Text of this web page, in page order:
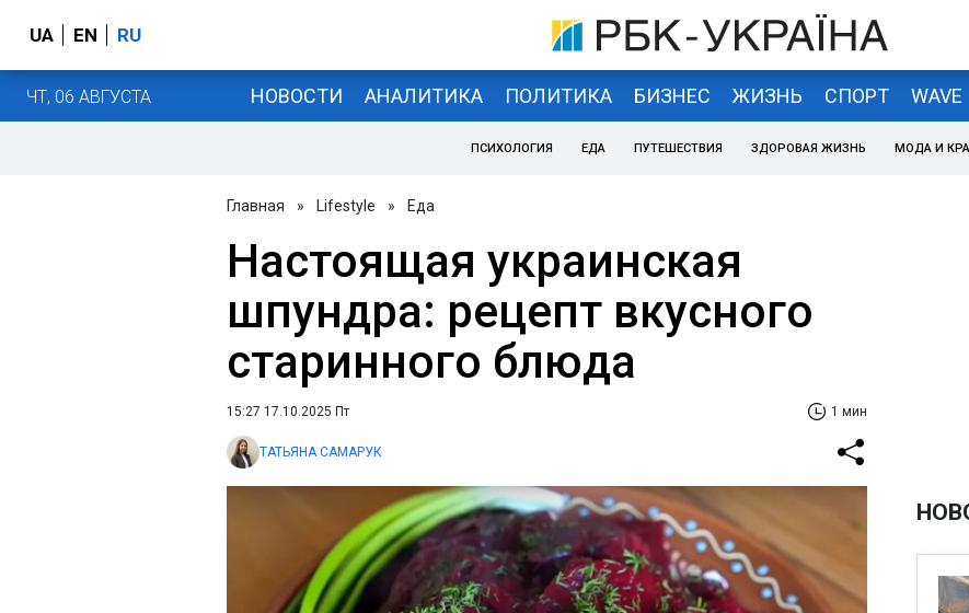
UA EN RU
ЧТ, 06 АВГУСТА НОВОСТИ АНАЛИТИКА ПОЛИТИКА БИЗНЕС ЖИЗНЬ СПОРТ WAVE
ПСИХОЛОГИЯ ЕДА ПУТЕШЕСТВИЯ ЗДОРОВАЯ ЖИЗНЬ МОДА И
Главная » Lifestyle » Еда
Настоящая украинская
шпундра: рецепт вкусного
старинного блюда
15:27 17.10.2025 Пт 1 мин
ТАТЬЯНА САМАРУК